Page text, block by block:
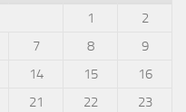
1
2
7 8
9
14 15
16
21 22
23